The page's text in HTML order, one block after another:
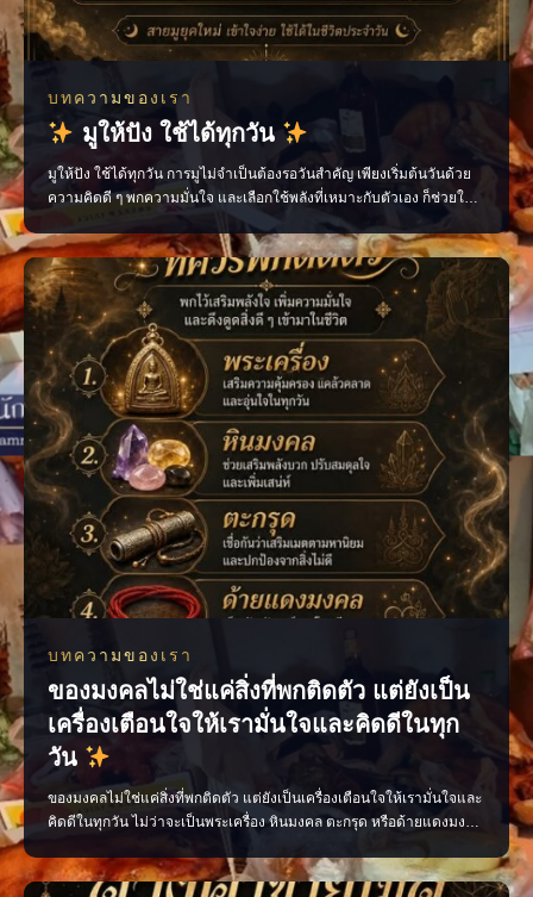
บทความของเรา
มูให้ปัง ใช้ได้ทุกวัน
มูให้ปัง ใช้ได้ทุกวัน การมูไม่จำเป็นต้องรอวันสำคัญ เพียงเริ่มต้นวันด้วย
ความคิดดี ๆ พกความมั่นใจ และเลือกใช้พลังที่เหมาะกับตัวเอง ก็ช่วยให้
ชีวิตประจำวันไหลลื่นขึ้นได้ ไม่ว่าจะเป็นเรื่องงาน การเงิน ความรัก หรือ
โอกาสใหม่ ๆ ทุกอย่างเริ่มต้นได้จาก “พลังใจ” ของเราเอง ติดตามเรื่องราว
สายมูแบบเข้าใจง่าย พร้อ
บทความของเรา
ของมงคลไม่ใช่แค่สิ่งที่พกติดตัว แต่ยังเป็น
เครื่องเตือนใจให้เรามั่นใจและคิดดีในทุก
วัน
ของมงคลไม่ใช่แค่สิ่งที่พกติดตัว แต่ยังเป็นเครื่องเตือนใจให้เรามั่นใจและ
คิดดีในทุกวัน ไม่ว่าจะเป็นพระเครื่อง หินมงคล ตะกรุด หรือด้ายแดงมงคล
พลังใจดี ๆ จะค่อย ๆ ตามมา เพจ ไสยะ ทำนาย ทายทัก เสน่ห์ ของขลัง ดูด